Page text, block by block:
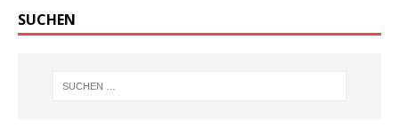
SUCHEN